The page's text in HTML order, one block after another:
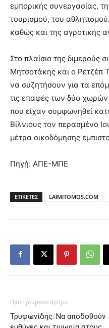
εμπορικής συνεργασίας,
τουρισμού, του
καθώς και της αγροτικής
Στο πλαίσιο της διμερούς
Μητσοτάκης και ο Ρετζέπ
να συζητήσουν για τα
τις επαφές των δύο χωρών
που είχαν συμφωνηθεί
Βίλνιους τον περασμένο
μέτρα οικοδόμησης
Πηγή: ΑΠΕ-ΜΠΕ
ΕΤΙΚΕΤΕΣ LAIMITOMOS.COM
Προηγούμενο άρθρο
Τρυφωνίδης: Να αποδοθούν